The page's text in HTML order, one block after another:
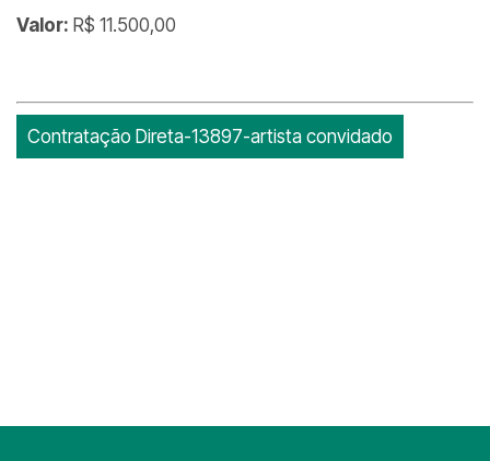
Valor: R$ 11.500,00
Contratação Direta-13897-artista convidado